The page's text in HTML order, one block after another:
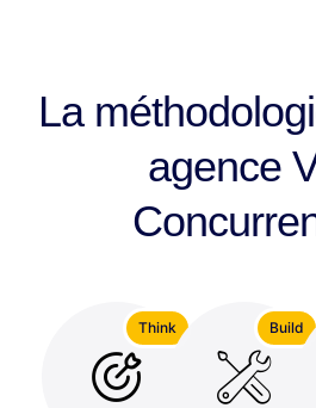
La
agence
Think Build